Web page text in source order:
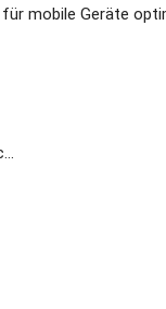
mobile Geräte